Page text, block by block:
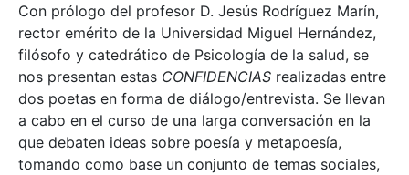
Con prólogo del profesor D. Jesús Rodríguez Marín,
rector emérito de la Universidad Miguel Hernández,
filósofo y catedrático de Psicología de la salud, se
nos presentan estas CONFIDENCIAS realizadas entre
dos poetas en forma de diálogo/entrevista. Se llevan
a cabo en el curso de una larga conversación en la
que debaten ideas sobre poesía y metapoesía,
tomando como base un conjunto de temas sociales,